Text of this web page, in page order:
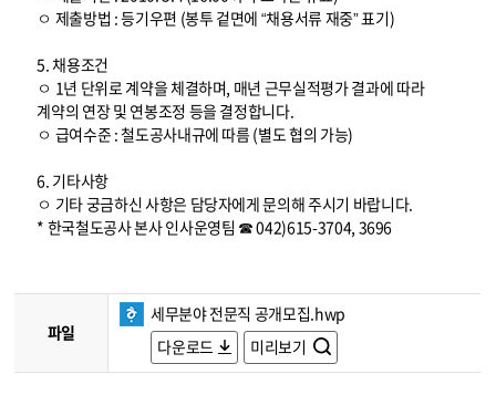
ㅇ 제출방법 : 등기우편 (봉투 겉면에 “채용서류 재중” 표기)
5. 채용조건
ㅇ 1년 단위로 계약을 체결하며, 매년 근무실적평가 결과에 따라
계약의 연장 및 연봉조정 등을 결정합니다.
ㅇ 급여수준 : 철도공사내규에 따름 (별도 협의 가능)
6. 기타사항
ㅇ 기타 궁금하신 사항은 담당자에게 문의해 주시기 바랍니다.
* 한국철도공사 본사 인사운영팀 ☎ 042)615-3704, 3696
파일
세무분야 전문직 공개모집.hwp
다운로드
미리보기